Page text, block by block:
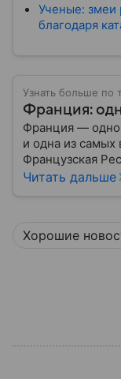
Ученые: змеи
благодаря
Узнать больше по
Франция:
Франция — одно
и одна из самых
Французская
культурным
Читать дальше
Хорошие